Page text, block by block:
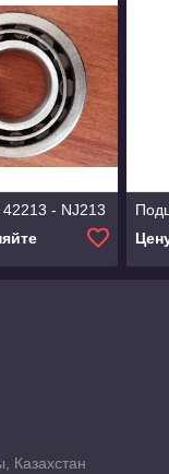
- NJ213
Казахстан